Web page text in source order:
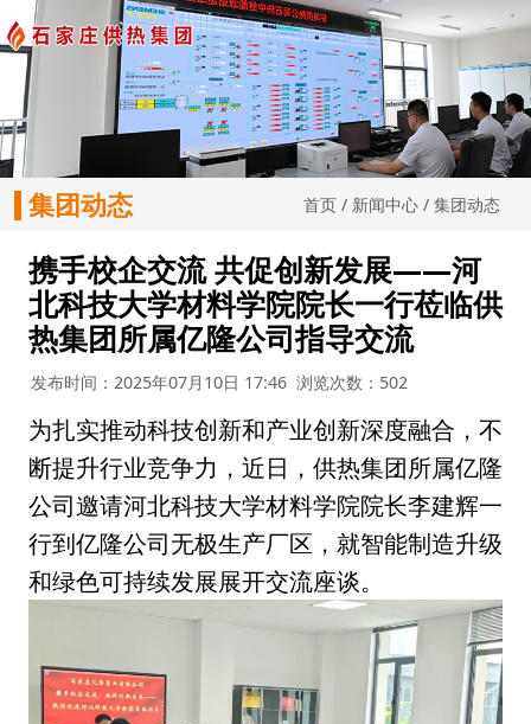
集团动态 首页 / 新闻中心 / 集团动态
携手校企交流 共促创新发展——河
北科技大学材料学院院长一行莅临供
热集团所属亿隆公司指导交流
发布时间：2025年07月10日 17:46 浏览次数：502
为扎实推动科技创新和产业创新深度融合，不
断提升行业竞争力，近日，供热集团所属亿隆
公司邀请河北科技大学材料学院院长李建辉一
行到亿隆公司无极生产厂区，就智能制造升级
和绿色可持续发展展开交流座谈。